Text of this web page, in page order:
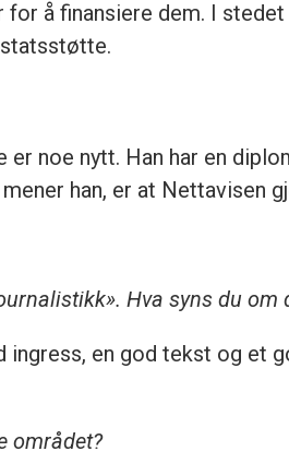
å finansiere dem. I
noe nytt. Han har en
han, er at Nettavisen
Hva syns du om
en god tekst og et
området?